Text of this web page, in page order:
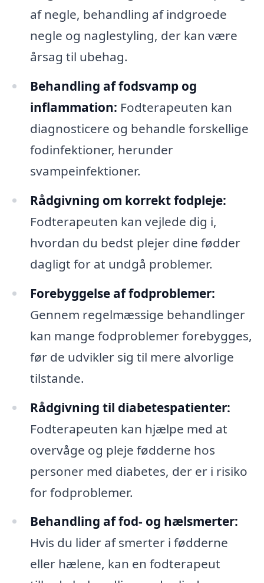
af negle, behandling af indgroede
negle og naglestyling, der kan være
årsag til ubehag.
Behandling af fodsvamp og
inflammation: Fodterapeuten kan
diagnosticere og behandle forskellige
fodinfektioner, herunder
svampeinfektioner.
Rådgivning om korrekt fodpleje:
Fodterapeuten kan vejlede dig i,
hvordan du bedst plejer dine fødder
dagligt for at undgå problemer.
Forebyggelse af fodproblemer:
Gennem regelmæssige behandlinger
kan mange fodproblemer forebygges,
før de udvikler sig til mere alvorlige
tilstande.
Rådgivning til diabetespatienter:
Fodterapeuten kan hjælpe med at
overvåge og pleje fødderne hos
personer med diabetes, der er i risiko
for fodproblemer.
Behandling af fod- og hælsmerter:
Hvis du lider af smerter i fødderne
eller hælene, kan en fodterapeut